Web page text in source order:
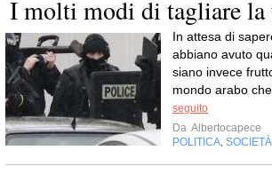
I molti modi di tagliare la
In attesa di
abbiano avuto
siano invece
mondo arabo
seguito
Da Albertocapece
POLITICA SOCIETÀ